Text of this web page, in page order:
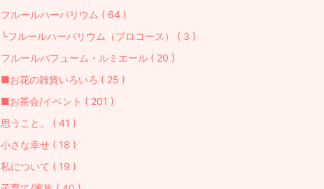
フルールハーバリウム ( 64 )
└フルールハーバリウム（プロコース） ( 3 )
フルールパフューム・ルミエール ( 20 )
■お花の雑貨いろいろ ( 25 )
■お茶会/イベント ( 201 )
思うこと。 ( 41 )
小さな幸せ ( 18 )
私について ( 19 )